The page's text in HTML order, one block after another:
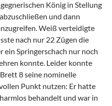
König in Stellung
und dann
Weiß verteidigte
nach nur 22 Zügen die
ein Springerschach nur noch
konnte. Leider konnte
8 seine nominelle
Punkt nutzen: Er hatte
behandelt und war in